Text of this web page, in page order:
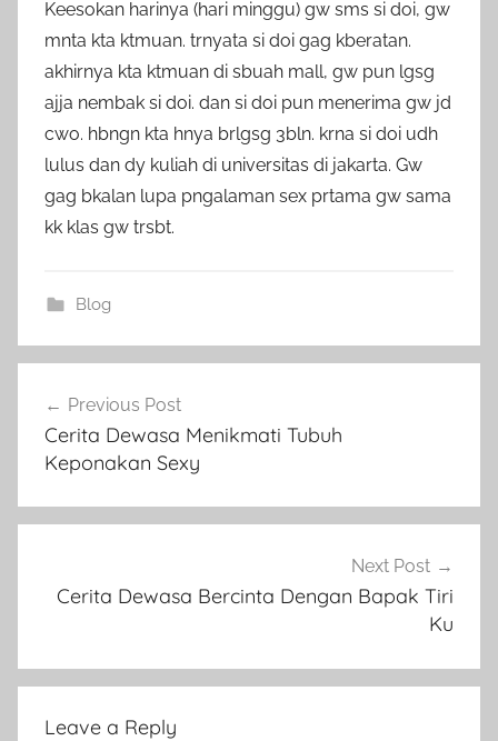
Keesokan harinya (hari minggu) gw sms si doi, gw
mnta kta ktmuan. trnyata si doi gag kberatan.
akhirnya kta ktmuan di sbuah mall, gw pun lgsg
ajja nembak si doi. dan si doi pun menerima gw jd
cwo. hbngn kta hnya brlgsg 3bln. krna si doi udh
lulus dan dy kuliah di universitas di jakarta. Gw
gag bkalan lupa pngalaman sex prtama gw sama
kk klas gw trsbt.
Blog
navigation
Previous Post
Cerita Dewasa Menikmati Tubuh
Keponakan Sexy
Next Post
Cerita Dewasa Bercinta Dengan Bapak Tiri
Ku
Leave a Reply